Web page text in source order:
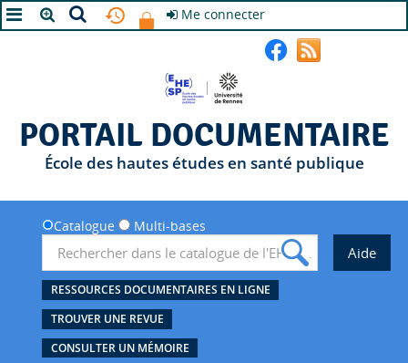
Me connecter
PORTAIL DOCUMENTAIRE
École des hautes études en santé publique
Catalogue Multi-bases
RESSOURCES DOCUMENTAIRES EN LIGNE
TROUVER UNE REVUE
CONSULTER UN MÉMOIRE